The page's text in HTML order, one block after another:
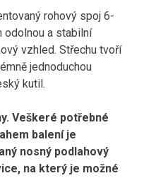
rohový spoj 6-
odolnou a stabilní
vzhled. Střechu tvoří
jednoduchou
kutil.
Veškeré potřebné
balení je
nosný podlahový
na který je možné